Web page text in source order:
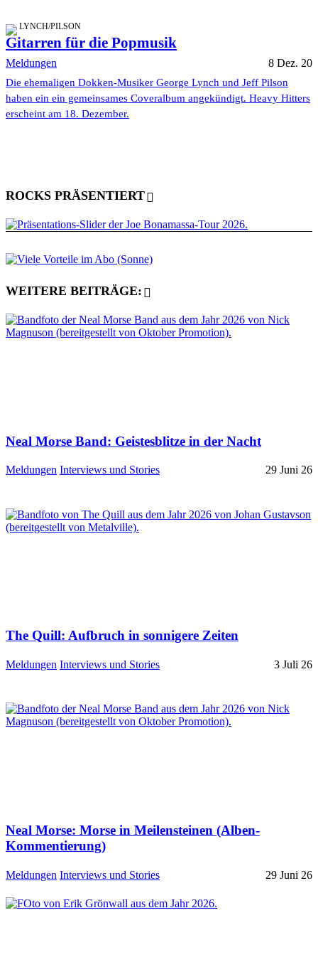
LYNCH/PILSON
Gitarren für die Popmusik
Meldungen 8 Dez. 20
Die ehemaligen Dokken-Musiker George Lynch und Jeff Pilson
haben ein ein gemeinsames Coveralbum angekündigt. Heavy Hitters
erscheint am 18. Dezember.
ROCKS PRÄSENTIERT
WEITERE BEITRÄGE:
Neal Morse Band: Geistesblitze in der Nacht
Meldungen Interviews und Stories 29 Juni 26
The Quill: Aufbruch in sonnigere Zeiten
Meldungen Interviews und Stories 3 Juli 26
Neal Morse: Morse in Meilensteinen (Alben-
Kommentierung)
Meldungen Interviews und Stories 29 Juni 26